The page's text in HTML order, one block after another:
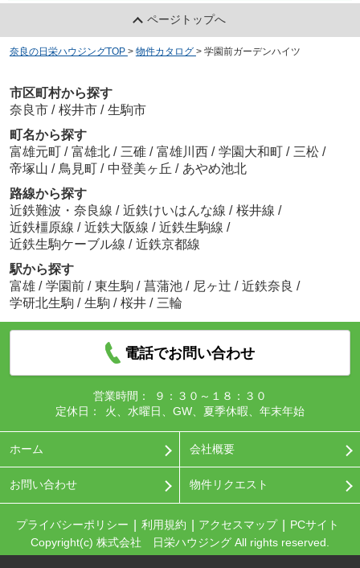
ページトップへ
奈良の日栄ハウジングTOP > 物件カタログ > 学園前ガーデンハイツ
市区町村から探す
奈良市 / 桜井市 / 生駒市
町名から探す
富雄元町 / 富雄北 / 三碓 / 富雄川西 / 学園大和町 / 三松 /
帝塚山 / 鳥見町 / 中登美ヶ丘 / あやめ池北
路線から探す
近鉄難波・奈良線 / 近鉄けいはんな線 / 桜井線 /
近鉄橿原線 / 近鉄大阪線 / 近鉄生駒線 /
近鉄生駒ケーブル線 / 近鉄京都線
駅から探す
富雄 / 学園前 / 東生駒 / 菖蒲池 / 尼ヶ辻 / 近鉄奈良 /
学研北生駒 / 生駒 / 桜井 / 三輪
電話でお問い合わせ
営業時間：
９：３０～１８：３０
定休日：
火、水曜日、GW、夏季休暇、年末年始
ホーム 会社概要
お問い合わせ 物件リクエスト
プライバシーポリシー 利用規約 アクセスマップ
PCサイト
Copyright(c) 株式会社 日栄ハウジング All rights reserved.